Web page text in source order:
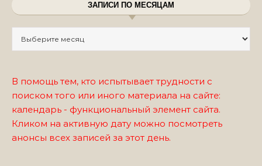
ЗАПИСИ ПО МЕСЯЦАМ
В помощь тем, кто испытывает трудности с
поиском того или иного материала на сайте:
календарь - функциональный элемент сайта.
Кликом на активную дату можно посмотреть
анонсы всех записей за этот день.